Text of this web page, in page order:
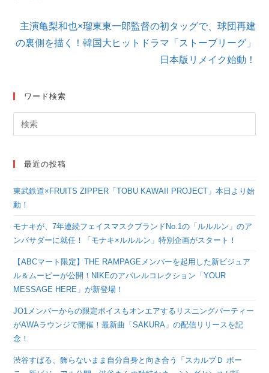
事
を
主演亀梨和也×瑠東東一郎監督の初タッグで、球団再建
の裏側を描く！韓国大ヒットドラマ「ストーブリーグ」
日本版リメイク始動！
ワード検索
最近の投稿
東武鉄道×FRUITS ZIPPER「TOBU KAWAII PROJECT」本日より始
動！
モナキが、7年連続フェイスマスクブランドNo.1の「ルルルン」のア
ンバサダーに就任！「モナキ×ルルルン」特別企画がスタート！
【ABCマート限定】THE RAMPAGEメンバーを起用した新ビジュア
ル＆ムービーが公開！NIKEのアパレルコレクション「YOUR
MESSAGE HERE」が新登場！
JO1メンバーからの限定ボイスもオンエアするリスニングパーティー
がAWAラウンジで開催！最新曲「SAKURA」の配信リリースを記
念！
渋谷すばる、飾らないまま自分自身と向き合う「スカルプＤ ボー